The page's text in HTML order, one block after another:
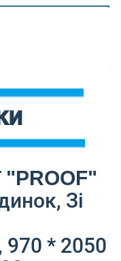
"PROOF"
Зі
970 * 2050